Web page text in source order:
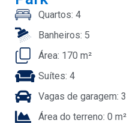
Quartos: 4
Banheiros: 5
Área: 170 m²
Suítes: 4
Vagas de garagem: 3
Área do terreno: 0 m²